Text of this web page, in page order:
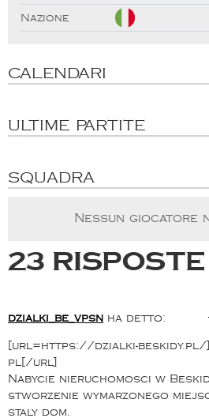
Nazione
CALENDARI
ULTIME PARTITE
SQUADRA
Nessun giocatore
23 risposte
dzialki_be_vpsn ha detto:
[url=https://dzialki-beskidy.pl/
pl[/url]
Nabycie nieruchomosci w
stworzenie wymarzonego
staly dom.